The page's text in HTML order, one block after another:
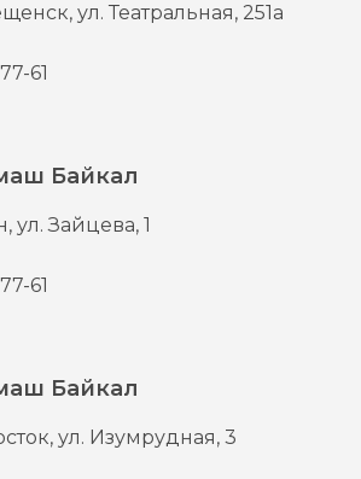
ул. Театральная, 251а
61
Байкал
ул. Зайцева, 1
61
Байкал
ул. Изумрудная, 3